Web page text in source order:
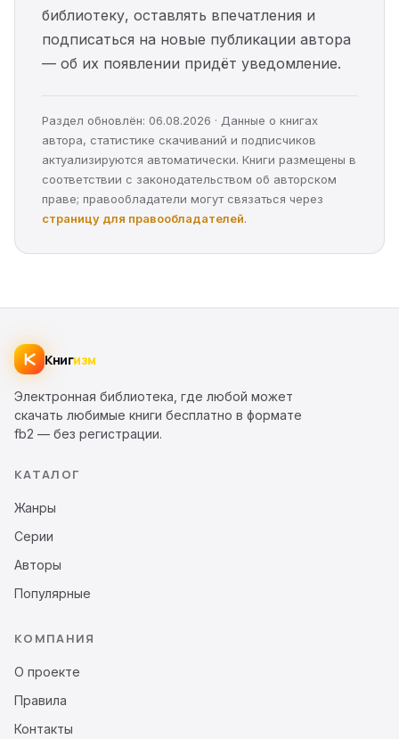
библиотеку, оставлять впечатления и
подписаться на новые публикации автора
— об их появлении придёт уведомление.
Раздел обновлён: 06.08.2026 · Данные о книгах
автора, статистике скачиваний и подписчиков
актуализируются автоматически. Книги размещены в
соответствии с законодательством об авторском
праве; правообладатели могут связаться через
страницу для правообладателей.
Книгизм
Электронная библиотека, где любой может
скачать любимые книги бесплатно в формате
fb2 — без регистрации.
КАТАЛОГ
Жанры
Серии
Авторы
Популярные
КОМПАНИЯ
О проекте
Правила
Контакты